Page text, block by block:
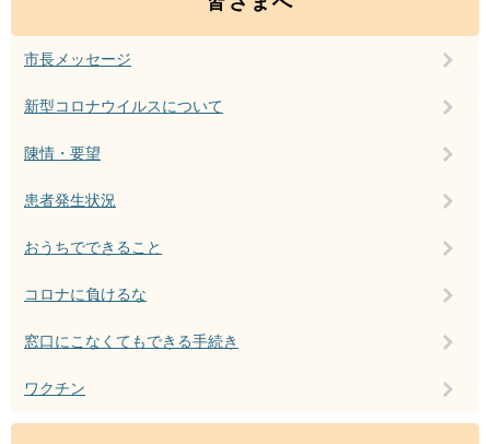
市長メッセージ
新型コロナウイルスについて
陳情・要望
患者発生状況
おうちでできること
コロナに負けるな
窓口にこなくてもできる手続き
ワクチン